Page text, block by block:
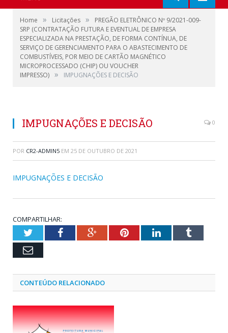
Home » Licitações »
PREGÃO ELETRÔNICO Nº 9/2021-009-
SRP (CONTRATAÇÃO FUTURA E EVENTUAL DE EMPRESA
ESPECIALIZADA NA PRESTAÇÃO, DE FORMA CONTÍNUA, DE
SERVIÇO DE GERENCIAMENTO PARA O ABASTECIMENTO DE
COMBUSTÍVEIS, POR MEIO DE CARTÃO MAGNÉTICO
MICROPROCESSADO (CHIP) OU VOUCHER
IMPRESSO) » IMPUGNAÇÕES E DECISÃO
IMPUGNAÇÕES E DECISÃO 0
POR CR2-ADMIN5 EM 25 DE OUTUBRO DE 2021
IMPUGNAÇÕES E DECISÃO
COMPARTILHAR:
TwitterFacebookGoogle+PinterestLinkedInTumblr
Email
CONTEÚDO RELACIONADO